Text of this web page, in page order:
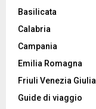
Basilicata
Calabria
Campania
Emilia Romagna
Friuli Venezia Giulia
Guide di viaggio